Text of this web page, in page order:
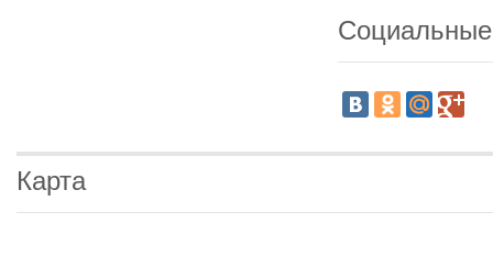
Карта